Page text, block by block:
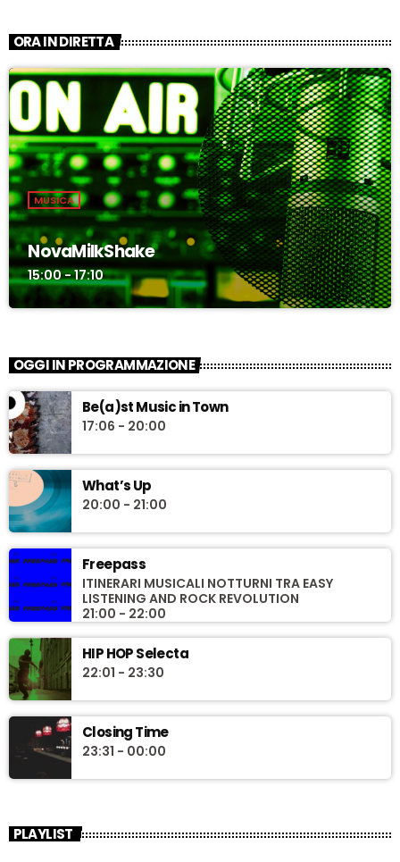
ORA IN DIRETTA
MUSICA
NovaMilkShake
15:00 - 17:10
OGGI IN PROGRAMMAZIONE
Be(a)st Music in Town
17:06 - 20:00
What’s Up
20:00 - 21:00
Freepass
ITINERARI MUSICALI NOTTURNI TRA EASY
LISTENING AND ROCK REVOLUTION
21:00 - 22:00
HIP HOP Selecta
22:01 - 23:30
Closing Time
23:31 - 00:00
PLAYLIST